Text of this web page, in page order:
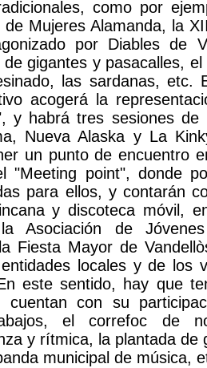
como por
Mujeres Alamanda, la
por Diables de
gigantes y pasacalles,
las sardanas, etc.
acogerá la
y habrá tres sesiones
Nueva Alaska y La
un punto de encuentro
"Meeting point", donde
para ellos, y contarán
y discoteca móvil,
Asociación de
Fiesta Mayor de
locales y de los
este sentido, hay que
cuentan con su
el correfoc de
y rítmica, la plantada de
municipal de música,